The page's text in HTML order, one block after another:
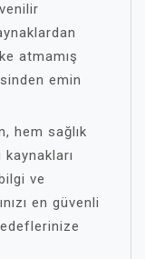
atmamış
emin
hem sağlık
ve
en güvenli